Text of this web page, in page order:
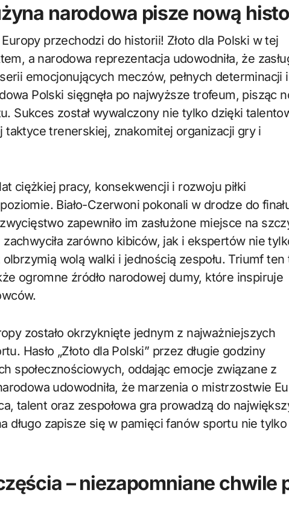
narodowa pisze nową
przechodzi do historii! Złoto dla Polski w tej
a narodowa reprezentacja udowodniła, że
emocjonujących meczów, pełnych determinacji i
Polski sięgnęła po najwyższe trofeum, pisząc
Sukces został wywalczony nie tylko dzięki
taktyce trenerskiej, znakomitej organizacji gry i
ciężkiej pracy, konsekwencji i rozwoju piłki
Biało-Czerwoni pokonali w drodze do
zapewniło im zasłużone miejsce na
zarówno kibiców, jak i ekspertów nie
wolą walki i jednością zespołu. Triumf ten
ogromne źródło narodowej dumy, które inspiruje
zostało okrzyknięte jednym z najważniejszych
Hasło „Złoto dla Polski” przez długie godziny
społecznościowych, oddając emocje związane z
udowodniła, że marzenia o mistrzostwie
talent oraz zespołowa gra prowadzą do
długo zapisze się w pamięci fanów sportu nie
– niezapomniane chwile